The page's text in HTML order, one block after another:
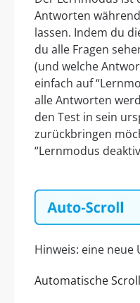
Antworten
lassen. Indem du
du alle Fragen
(und welche
einfach auf
alle Antworten
den Test in sein
zurückbringen
“Lernmodus
Hinweis: eine neue
Automatische